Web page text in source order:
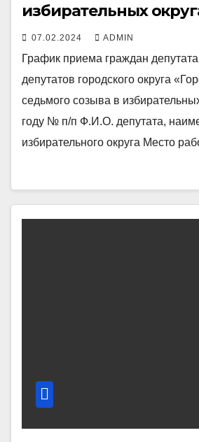
избирательных
году
07.02.2024 ADMIN
График приема граждан
депутатов городского округа
седьмого созыва в
году № п/п Ф.И.О. депутата,
избирательного округа Место